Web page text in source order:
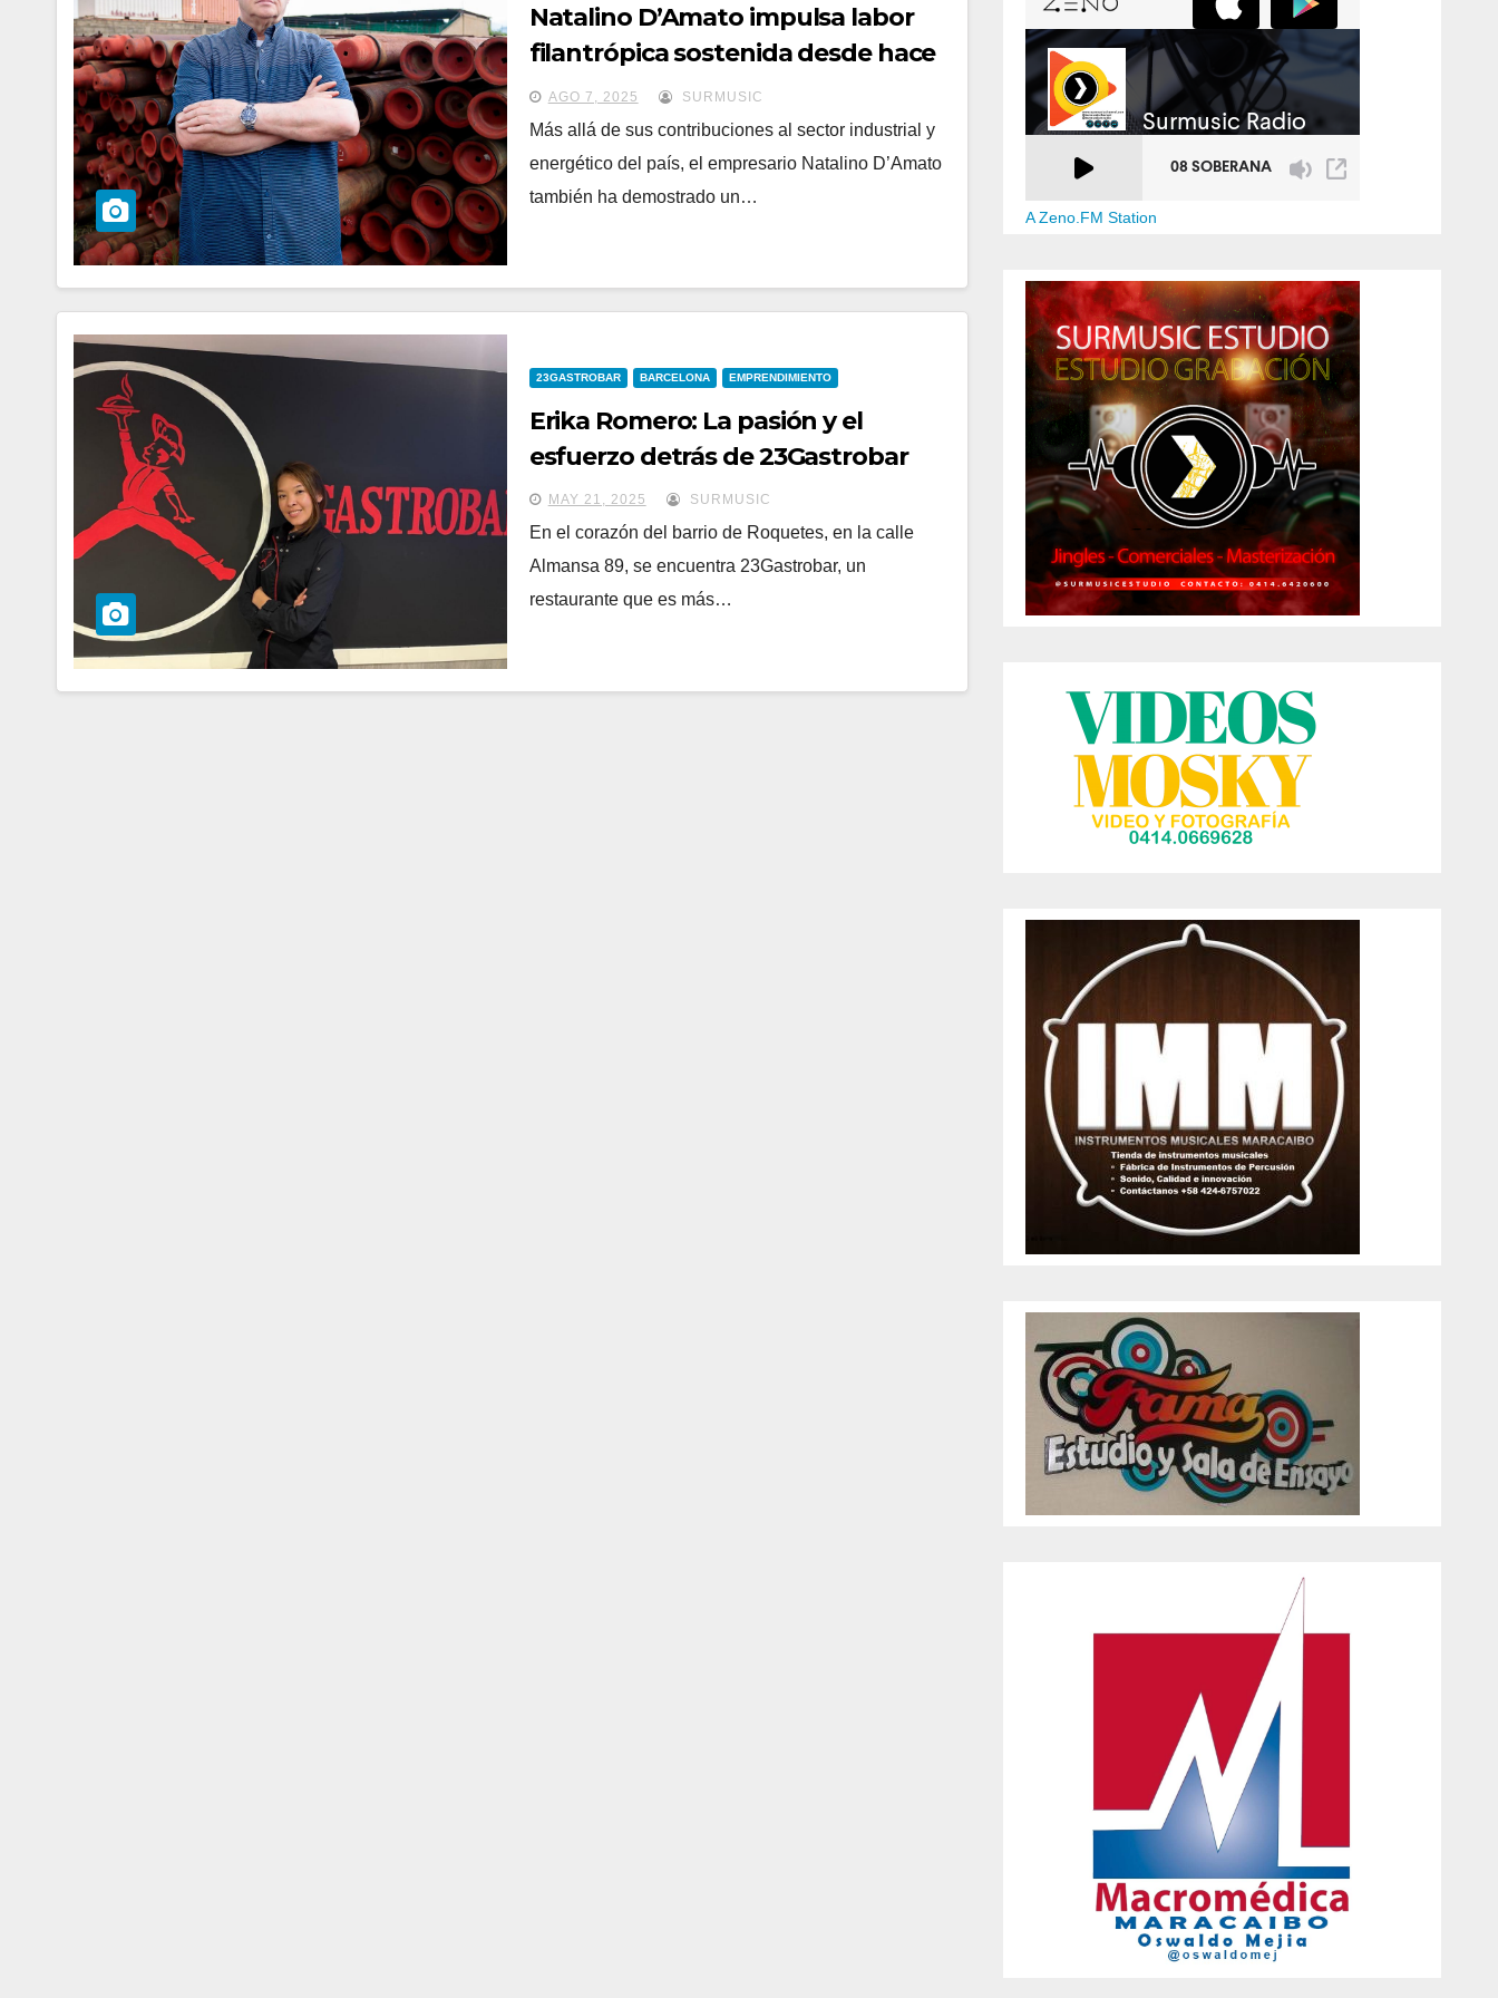
Natalino D’Amato impulsa labor
filantrópica sostenida desde hace
15 años a través del Grupo de
Empresas D’Amato
AGO 7, 2025 SURMUSIC
Más allá de sus contribuciones al sector industrial y
energético del país, el empresario Natalino D’Amato
también ha demostrado un…
23GASTROBAR BARCELONA EMPRENDIMIENTO
Erika Romero: La pasión y el
esfuerzo detrás de 23Gastrobar
MAY 21, 2025 SURMUSIC
En el corazón del barrio de Roquetes, en la calle
Almansa 89, se encuentra 23Gastrobar, un
restaurante que es más…
A Zeno.FM Station